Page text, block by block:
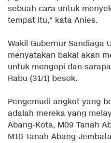
sebuah cara untuk
tempat itu," kata Anies.
Wakil Gubernur Sandiaga
menyatakan bakal akan
untuk mengopi dan
Rabu (31/1) besok.
Pengemudi angkot yang
adalah mereka yang
Abang-Kota, M09 Tanah
M10 Tanah Abang-